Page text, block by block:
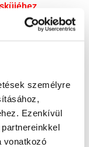
személyre
Ezenkívül
vonatkozó